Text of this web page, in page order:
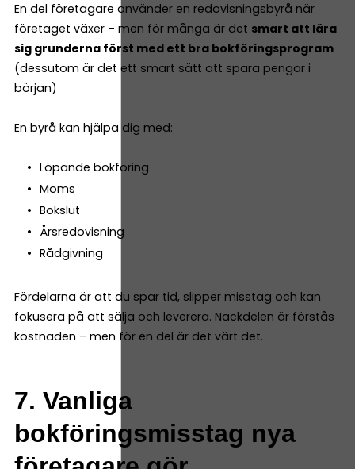
En del företagare använder en redovisningsbyrå när
företaget växer – men för många är det smart att lära
sig grunderna först med ett bra bokföringsprogram
(dessutom är det ett smart sätt att spara pengar i
början)
En byrå kan hjälpa dig med:
Löpande bokföring
Moms
Bokslut
Årsredovisning
Rådgivning
Fördelarna är att du spar tid, slipper misstag och kan
fokusera på att sälja och leverera. Nackdelen är förstås
kostnaden – men för en del är det värt det.
7. Vanliga
bokföringsmisstag nya